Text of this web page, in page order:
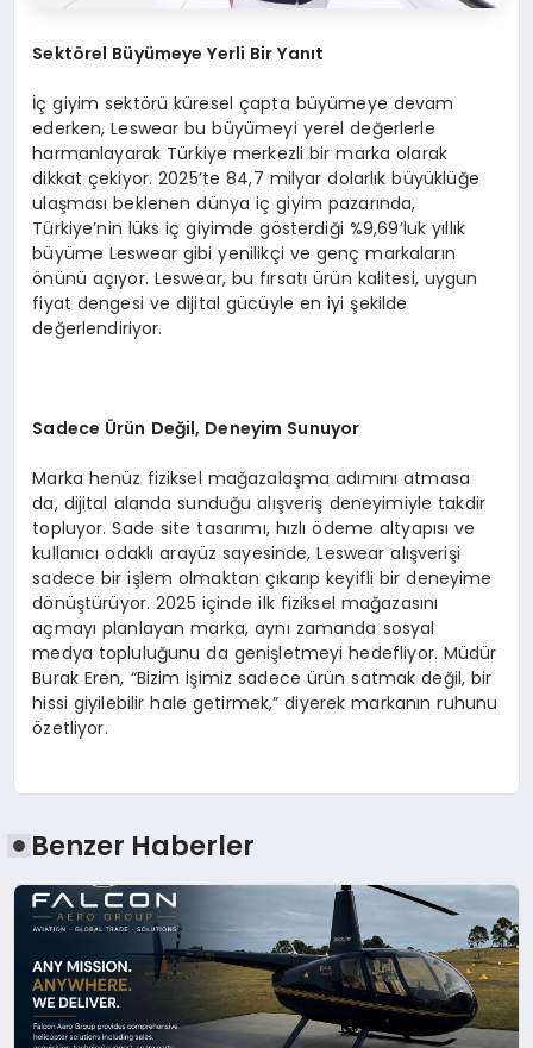
Sektörel Büyümeye Yerli Bir Yanıt
İç giyim sektörü küresel çapta büyümeye devam
ederken, Leswear bu büyümeyi yerel değerlerle
harmanlayarak Türkiye merkezli bir marka olarak
dikkat çekiyor. 2025’te 84,7 milyar dolarlık büyüklüğe
ulaşması beklenen dünya iç giyim pazarında,
Türkiye’nin lüks iç giyimde gösterdiği %9,69’luk yıllık
büyüme Leswear gibi yenilikçi ve genç markaların
önünü açıyor. Leswear, bu fırsatı ürün kalitesi, uygun
fiyat dengesi ve dijital gücüyle en iyi şekilde
değerlendiriyor.
Sadece Ürün Değil, Deneyim Sunuyor
Marka henüz fiziksel mağazalaşma adımını atmasa
da, dijital alanda sunduğu alışveriş deneyimiyle takdir
topluyor. Sade site tasarımı, hızlı ödeme altyapısı ve
kullanıcı odaklı arayüz sayesinde, Leswear alışverişi
sadece bir işlem olmaktan çıkarıp keyifli bir deneyime
dönüştürüyor. 2025 içinde ilk fiziksel mağazasını
açmayı planlayan marka, aynı zamanda sosyal
medya topluluğunu da genişletmeyi hedefliyor. Müdür
Burak Eren, “Bizim işimiz sadece ürün satmak değil, bir
hissi giyilebilir hale getirmek,” diyerek markanın ruhunu
özetliyor.
Benzer Haberler